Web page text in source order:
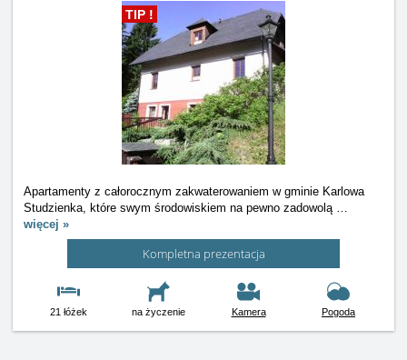
TIP !
Apartamenty z całorocznym zakwaterowaniem w gminie Karlowa
Studzienka, które swym środowiskiem na pewno zadowolą …
więcej »
Kompletna prezentacja
21 łóżek na życzenie Kamera Pogoda